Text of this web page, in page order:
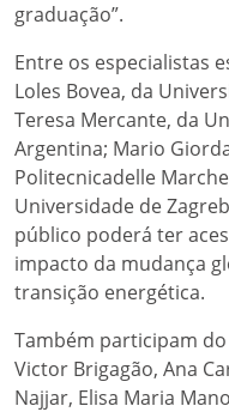
graduação”.
Entre os especialistas
Loles Bovea, da
Teresa Mercante, da
Argentina; Mario
Politecnicadelle
Universidade de
público poderá ter
impacto da mudança
transição energética.
Também participam
Victor Brigagão, Ana
Najjar, Elisa Maria